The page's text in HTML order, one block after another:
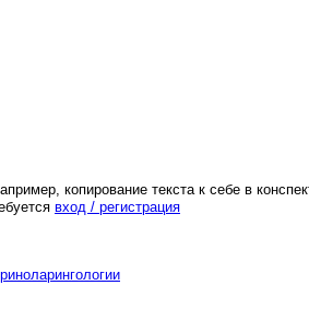
копирование текста к себе в
вход / регистрация